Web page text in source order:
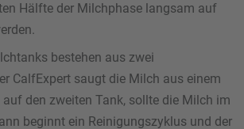
Hälfte der Milchphase langsam auf
bestehen aus zwei
CalfExpert saugt die Milch aus einem
den zweiten Tank, sollte die Milch im
beginnt ein Reinigungszyklus und der